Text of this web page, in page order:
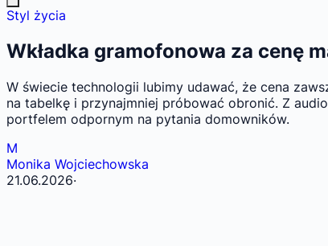
Styl życia
Wkładka gramofonowa za cenę
W świecie technologii lubimy udawać, że cena
na tabelkę i przynajmniej próbować obronić. Z
portfelem odpornym na pytania domowników.
M
Monika Wojciechowska
21.06.2026·